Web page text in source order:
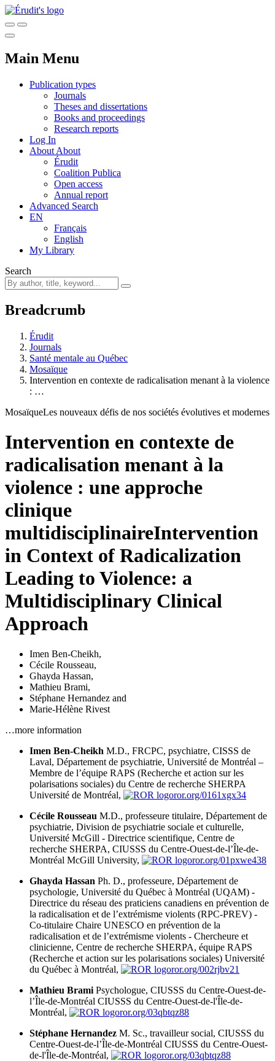
Main Menu
Publication types
Journals
Theses and dissertations
Books and proceedings
Research reports
Log In
About About
Érudit
Coalition Publica
Open access
Annual report
Advanced Search
EN
Français
English
My Library
Search
Breadcrumb
Érudit
Journals
Santé mentale au Québec
Mosaïque
Intervention en contexte de radicalisation menant à la violence
: …
MosaïqueLes nouveaux défis de nos sociétés évolutives et modernes
Intervention en contexte de
radicalisation menant à la
violence : une approche
clinique
multidisciplinaireIntervention
in Context of Radicalization
Leading to Violence: a
Multidisciplinary Clinical
Approach
Imen Ben-Cheikh,
Cécile Rousseau,
Ghayda Hassan,
Mathieu Brami,
Stéphane Hernandez and
Marie-Hélène Rivest
…more information
Imen Ben-Cheikh M.D., FRCPC, psychiatre, CISSS de
Laval, Département de psychiatrie, Université de Montréal –
Membre de l’équipe RAPS (Recherche et action sur les
polarisations sociales) du Centre de recherche SHERPA
Université de Montréal,
ror.org/0161xgx34
Cécile Rousseau M.D., professeure titulaire, Département de
psychiatrie, Division de psychiatrie sociale et culturelle,
Université McGill - Directrice scientifique, Centre de
recherche SHERPA, CIUSSS du Centre-Ouest-de-l’Île-de-
Montréal McGill University,
ror.org/01pxwe438
Ghayda Hassan Ph. D., professeure, Département de
psychologie, Université du Québec à Montréal (UQAM) -
Directrice du réseau des praticiens canadiens en prévention de
la radicalisation et de l’extrémisme violents (RPC-PREV) -
Co-titulaire Chaire UNESCO en prévention de la
radicalisation et de l’extrémisme violents - Chercheure et
clinicienne, Centre de recherche SHERPA, équipe RAPS
(Recherche et action sur les polarisations sociales) Université
du Québec à Montréal,
ror.org/002rjbv21
Mathieu Brami Psychologue, CIUSSS du Centre-Ouest-de-
l’Île-de-Montréal CIUSSS du Centre-Ouest-de-l'Île-de-
Montréal,
ror.org/03qbtqz88
Stéphane Hernandez M. Sc., travailleur social, CIUSSS du
Centre-Ouest-de-l’Île-de-Montréal CIUSSS du Centre-Ouest-
de-l'Île-de-Montréal,
ror.org/03qbtqz88